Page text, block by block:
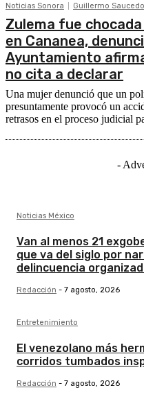
Noticias Sonora Guillermo Saucedo
Zulema fue
en Cananea,
Ayuntamiento
no cita a declarar
Una mujer denunció que un
presuntamente provocó un
retrasos en el proceso judicial
-
Noticias México
Van al menos 21
que va del siglo por
delincuencia
Redacción - 7 agosto, 2026
Entretenimiento
El venezolano más
corridos tumbados
Redacción - 7 agosto, 2026